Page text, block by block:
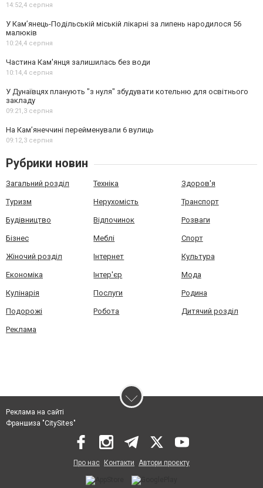
14:52,4 серпня
У Кам’янець-Подільській міській лікарні за липень народилося 56
малюків
10:24,4 серпня
Частина Кам'янця залишилась без води
10:14,4 серпня
У Дунаївцях планують "з нуля" збудувати котельню для освітнього
закладу
09:21,3 серпня
На Камʼянеччині перейменували 6 вулиць
09:12,3 серпня
Рубрики новин
Загальний розділ Техніка Здоров'я
Туризм Нерухомість Транспорт
Будівництво Відпочинок Розваги
Бізнес Меблі Спорт
Жіночий розділ Інтернет Культура
Економіка Інтер'єр Мода
Кулінарія Послуги Родина
Подорожі Робота Дитячий розділ
Реклама
Реклама на сайті
Франшиза "CitySites"
Про нас Контакти Автори проєкту